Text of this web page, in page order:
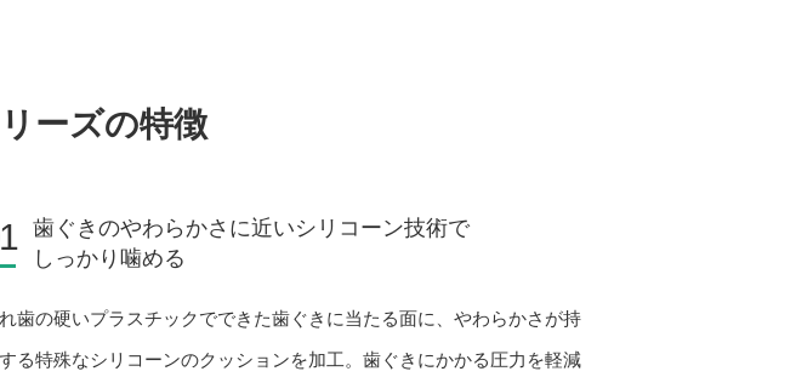
ーズの特徴
歯ぐきのやわらかさに近いシリコーン技術で
しっかり噛める
歯の硬いプラスチックでできた歯ぐきに当たる面に、やわらかさが持
る特殊なシリコーンのクッションを加工。歯ぐきにかかる圧力を軽減